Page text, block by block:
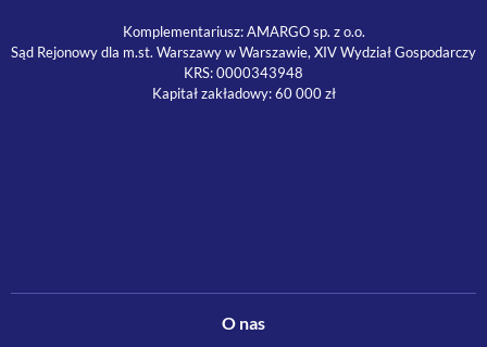
Komplementariusz: AMARGO sp. z o.o.
Sąd Rejonowy dla m.st. Warszawy w Warszawie, XIV Wydział Gospodarczy
KRS: 0000343948
Kapitał zakładowy: 60 000 zł
O nas